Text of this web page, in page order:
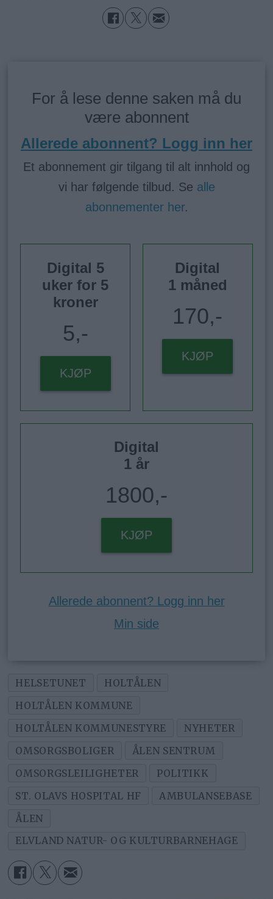
For å lese denne saken må du
være abonnent
Allerede abonnent? Logg inn her
Et abonnement gir tilgang til alt innhold og
vi har følgende tilbud. Se alle
abonnementer her.
Digital 5
uker for 5
kroner
5,-
KJØP
Digital
1 måned
170,-
KJØP
Digital
1 år
1800,-
KJØP
Allerede abonnent? Logg inn her
Min side
HELSETUNET
HOLTÅLEN
HOLTÅLEN KOMMUNE
HOLTÅLEN KOMMUNESTYRE
NYHETER
OMSORGSBOLIGER
ÅLEN SENTRUM
OMSORGSLEILIGHETER
POLITIKK
ST. OLAVS HOSPITAL HF
AMBULANSEBASE
ÅLEN
ELVLAND NATUR- OG KULTURBARNEHAGE